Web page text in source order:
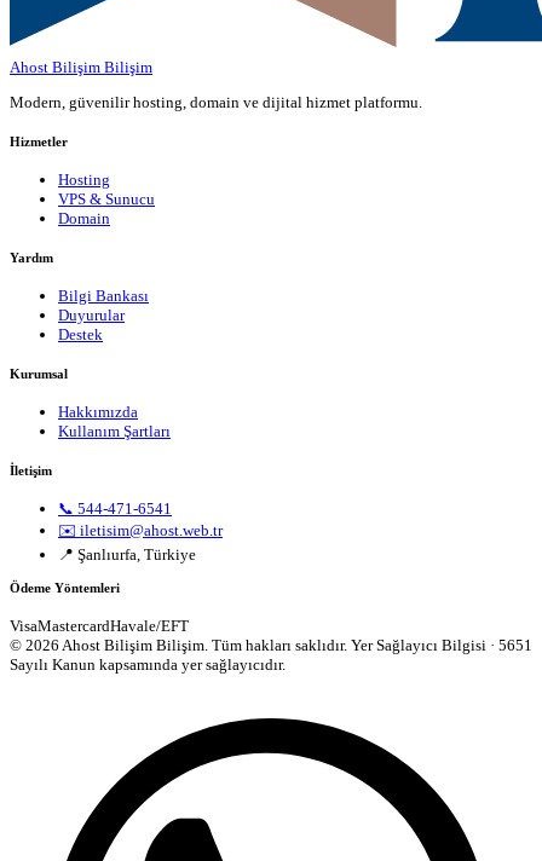
Ahost Bilişim Bilişim
Modern, güvenilir hosting, domain ve dijital hizmet platformu.
Hizmetler
Hosting
VPS & Sunucu
Domain
Yardım
Bilgi Bankası
Duyurular
Destek
Kurumsal
Hakkımızda
Kullanım Şartları
İletişim
📞 544-471-6541
✉️ iletisim@ahost.web.tr
📍 Şanlıurfa, Türkiye
Ödeme Yöntemleri
VisaMastercardHavale/EFT
© 2026 Ahost Bilişim Bilişim. Tüm hakları saklıdır. Yer Sağlayıcı Bilgisi · 5651
Sayılı Kanun kapsamında yer sağlayıcıdır.